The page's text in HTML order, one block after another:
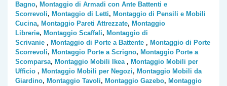
Bagno, Montaggio di Armadi con Ante Battenti e
Scorrevoli, Montaggio di Letti, Montaggio di Pensili e Mobili
Cucina, Montaggio Pareti Attrezzate, Montaggio
Librerie, Montaggio Scaffali, Montaggio di
Scrivanie , Montaggio di Porte a Battente , Montaggio di Porte
Scorrevoli, Montaggio Porte a Scrigno, Montaggio Porte a
Scomparsa, Montaggio Mobili Ikea, Montaggio Mobili per
Ufficio , Montaggio Mobili per Negozi, Montaggio Mobili da
Giardino, Montaggio Tavoli, Montaggio Gazebo, Montaggio